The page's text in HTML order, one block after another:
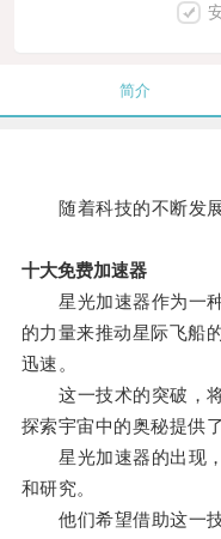
简介
随着科技的不断发展
十大免费加速器
星光加速器作为一种
的力量来推动星际飞船
迅速。
这一技术的突破，将
探索宇宙中的奥秘提供
星光加速器的出现，
和研究。
他们希望借助这一技